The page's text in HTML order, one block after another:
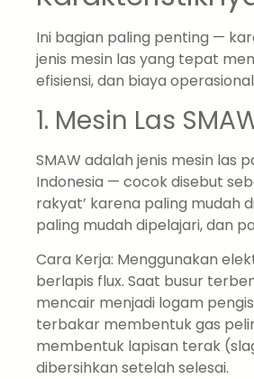
Ini bagian paling penting —
jenis mesin las yang tepat
efisiensi, dan biaya
1. Mesin Las
SMAW adalah jenis mesin las
Indonesia — cocok disebut
rakyat’ karena paling mudah
paling mudah dipelajari, dan
Cara Kerja: Menggunakan
berlapis flux. Saat busur
mencair menjadi logam
terbakar membentuk gas
membentuk lapisan terak
dibersihkan setelah selesai.